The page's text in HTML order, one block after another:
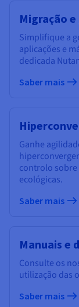
Migração
Simplifique a
aplicações e
dedicada
Saber mais
Ganhe
controlo sobre
ecológicas.
Saber mais
Manuais e
Consulte os
utilização das
Saber mais